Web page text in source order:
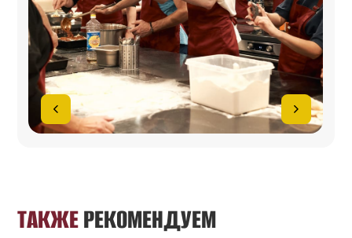
ТАКЖЕРЕКОМЕНДУЕМ